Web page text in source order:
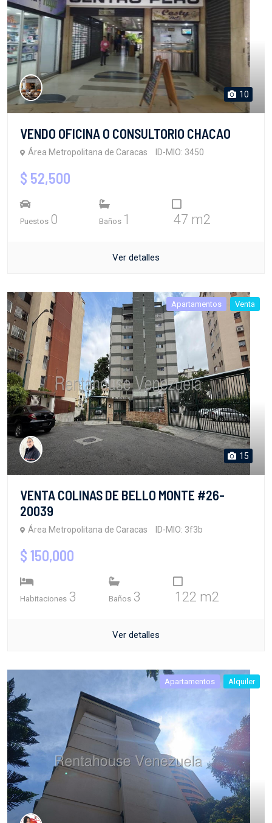
10
VENDO OFICINA O CONSULTORIO CHACAO
Área Metropolitana de Caracas ID-MIO: 3450
$ 52,500
Puestos 0 Baños 1 47 m2
Ver detalles
Apartamentos Venta
15
VENTA COLINAS DE BELLO MONTE #26-
20039
Área Metropolitana de Caracas ID-MIO: 3f3b
$ 150,000
Habitaciones 3 Baños 3 122 m2
Ver detalles
Apartamentos Alquiler